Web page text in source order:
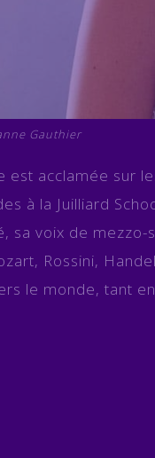
Gauthier
est acclamée sur
à la Juilliard
sa voix de
Rossini,
le monde, tant